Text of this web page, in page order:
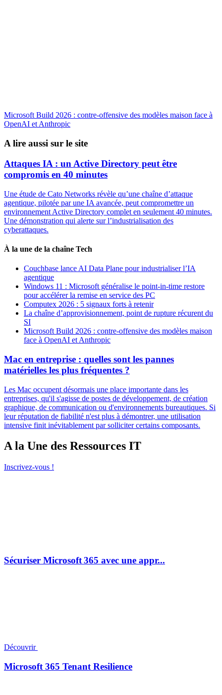
Microsoft Build 2026 : contre-offensive des modèles maison face à
OpenAI et Anthropic
A lire aussi sur le site
Attaques IA : un Active Directory peut être
compromis en 40 minutes
Une étude de Cato Networks révèle qu’une chaîne d’attaque
agentique, pilotée par une IA avancée, peut compromettre un
environnement Active Directory complet en seulement 40 minutes.
Une démonstration qui alerte sur l’industrialisation des
cyberattaques.
À la une de la chaîne Tech
Couchbase lance AI Data Plane pour industrialiser l’IA
agentique
Windows 11 : Microsoft généralise le point-in-time restore
pour accélérer la remise en service des PC
Computex 2026 : 5 signaux forts à retenir
La chaîne d’approvisionnement, point de rupture récurent du
SI
Microsoft Build 2026 : contre-offensive des modèles maison
face à OpenAI et Anthropic
Mac en entreprise : quelles sont les pannes
matérielles les plus fréquentes ?
Les Mac occupent désormais une place importante dans les
entreprises, qu'il s'agisse de postes de développement, de création
graphique, de communication ou d'environnements bureautiques. Si
leur réputation de fiabilité n'est plus à démontrer, une utilisation
intensive finit inévitablement par solliciter certains composants.
A la Une des Ressources IT
Inscrivez-vous !
Sécuriser Microsoft 365 avec une appr...
Découvrir
Microsoft 365 Tenant Resilience